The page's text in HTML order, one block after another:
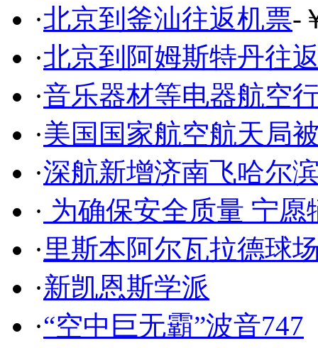
·北京到釜汕往返机票-
·北京到阿姆斯特丹往
·音乐器材等电器航空
·美国国家航空航天局
·深航新增济南飞哈尔
· 为确保安全质量 宁愿
·里斯本阿尔瓦拉德球
·新凯恩斯学派
·“空中巨无霸”波音747